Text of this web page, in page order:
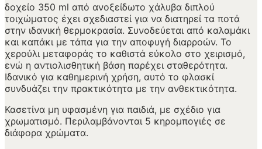
δοχείο 350 ml από ανοξείδωτο χάλυβα διπλού
τοιχώματος έχει σχεδιαστεί για να διατηρεί τα ποτά
στην ιδανική θερμοκρασία. Συνοδεύεται από καλαμάκι
και καπάκι με τάπα για την αποφυγή διαρροών. Το
χερούλι μεταφοράς το καθιστά εύκολο στο χειρισμό,
ενώ η αντιολισθητική βάση παρέχει σταθερότητα.
Ιδανικό για καθημερινή χρήση, αυτό το φλασκί
συνδυάζει την πρακτικότητα με την ανθεκτικότητα.
Κασετίνα μη υφασμένη για παιδιά, με σχέδιο για
χρωματισμό. Περιλαμβάνονται 5 κηρομπογιές σε
διάφορα χρώματα.